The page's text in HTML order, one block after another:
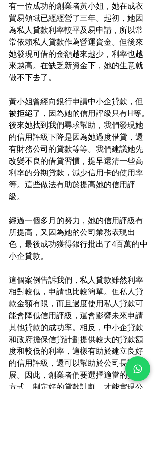
有一位成功的創業者黃小姐，她在成衣
貿易領域已經經營了三年。起初，她因
為私人貸款利率較平及易申請，所以常
常依賴私人貸款作為營運資金。但後來
她發現可借的金額越來越少，利率也越
來越高。在缺乏新資金下，她的生意就
做不下去了。
黃小姐曾經向銀行申請中小企貸款，但
被拒絕了，因為她的信用評級只有H等。
後來她找到我們尋求幫助，我們發現她
的信用評級下降是因為她過度借貸，還
有財務公司的貸款等等。我們建議她先
改變不良的借貸習慣，提早還清一些高
利率的分期貸款，減少信用卡的使用率
等。這些做法有助於提高她的信用評
級。
經過一個多月的努力，她的信用評級有
所提高，又因為她的公司業務表現出
色，最後成功獲得銀行批出了4百萬的中
小企貸款。
這個案例告訴我們，私人貸款雖然利率
相對較低，申請也比較簡單。但私人貸
款金額有限，而且過度使用私人貸款可
能會降低信用評級，還會影響未來申請
其他貸款的成功率。相反，中小企貸款
和政府擔保信貸計劃提供較大的貸款額
度和較低的利率，這樣有助於建立良好
的信用評級，還可以幫助於公司長期發
展。因此，創業者們要選擇適當的貸款
方式，制定好的貸款計劃，才能實現公